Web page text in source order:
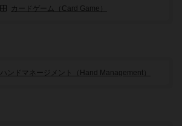
カードゲーム（Card Game）
ハンドマネージメント（Hand Management）